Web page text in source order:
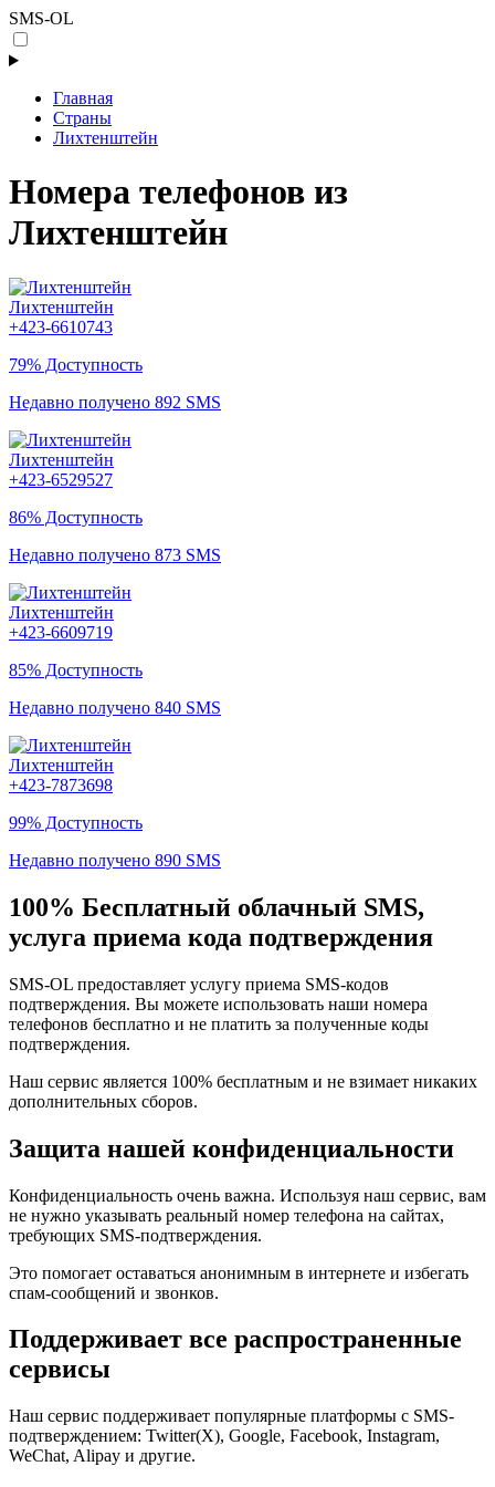
SMS-OL
Главная
Страны
Лихтенштейн
Номера телефонов из
Лихтенштейн
Лихтенштейн
+423-6610743
79% Доступность
Недавно получено 892 SMS
Лихтенштейн
+423-6529527
86% Доступность
Недавно получено 873 SMS
Лихтенштейн
+423-6609719
85% Доступность
Недавно получено 840 SMS
Лихтенштейн
+423-7873698
99% Доступность
Недавно получено 890 SMS
100% Бесплатный облачный SMS,
услуга приема кода подтверждения
SMS-OL предоставляет услугу приема SMS-кодов
подтверждения. Вы можете использовать наши номера
телефонов бесплатно и не платить за полученные коды
подтверждения.
Наш сервис является 100% бесплатным и не взимает никаких
дополнительных сборов.
Защита нашей конфиденциальности
Конфиденциальность очень важна. Используя наш сервис, вам
не нужно указывать реальный номер телефона на сайтах,
требующих SMS-подтверждения.
Это помогает оставаться анонимным в интернете и избегать
спам-сообщений и звонков.
Поддерживает все распространенные
сервисы
Наш сервис поддерживает популярные платформы с SMS-
подтверждением: Twitter(X), Google, Facebook, Instagram,
WeChat, Alipay и другие.